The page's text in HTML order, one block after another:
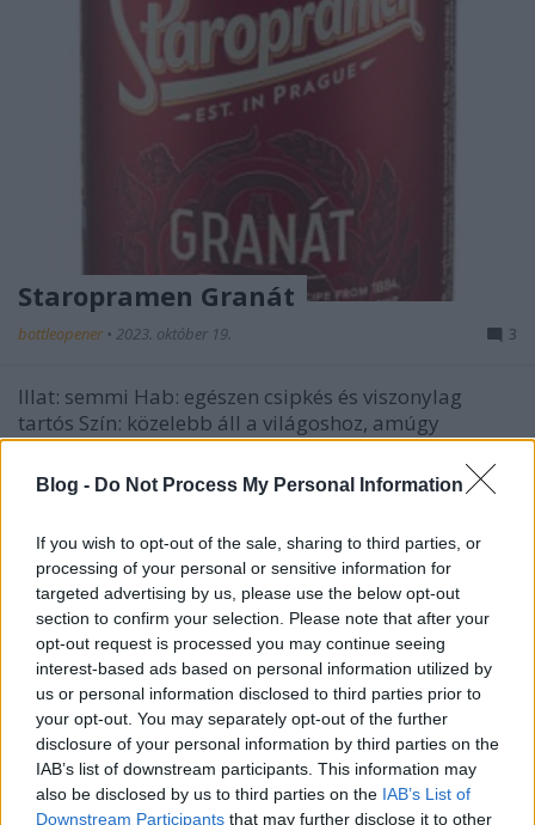
Blog - Do Not Process My Personal Information
If you wish to opt-out of the sale, sharing to third parties, or
processing of your personal or sensitive information for
targeted advertising by us, please use the below opt-out
section to confirm your selection. Please note that after your
opt-out request is processed you may continue seeing
interest-based ads based on personal information utilized by
us or personal information disclosed to third parties prior to
your opt-out. You may separately opt-out of the further
disclosure of your personal information by third parties on the
IAB’s list of downstream participants. This information may
also be disclosed by us to third parties on the IAB’s List of
Downstream Participants that may further disclose it to other
Staropramen Granát
bottleopener • 2023. október 19. 3
Illat: semmi Hab: egészen csipkés és viszonylag
tartós Szín: közelebb áll a világoshoz, amúgy
borostyános Szerintem kissé túl van misztifikálva ez
a sör, mert a legnagyobb különlegessége, hogy az
eredetit nem lehet nálunk kapni (ami nem hiba,